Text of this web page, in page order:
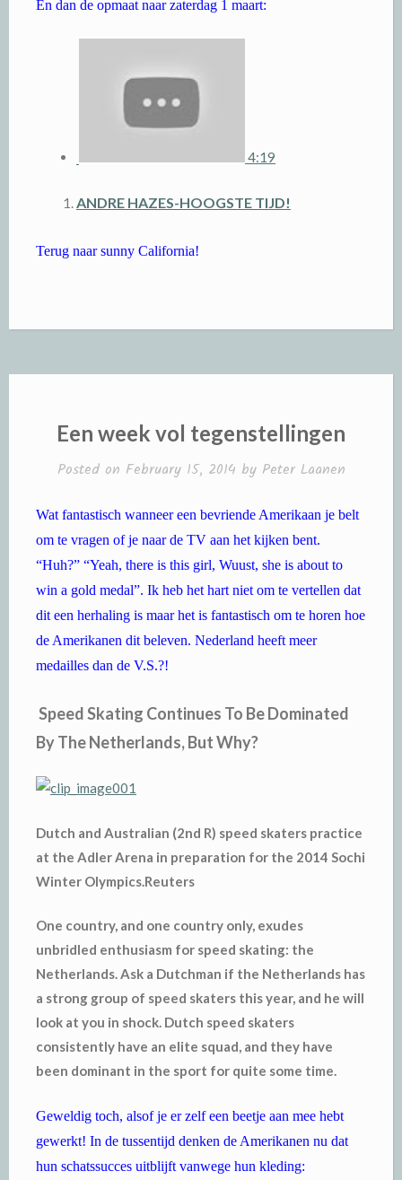
En dan de opmaat naar zaterdag 1 maart:
4:19
ANDRE HAZES-HOOGSTE TIJD!
Terug naar sunny California!
Een week vol tegenstellingen
Posted on February 15, 2014 by Peter Laanen
Wat fantastisch wanneer een bevriende Amerikaan je belt
om te vragen of je naar de TV aan het kijken bent.
“Huh?” “Yeah, there is this girl, Wuust, she is about to
win a gold medal”. Ik heb het hart niet om te vertellen dat
dit een herhaling is maar het is fantastisch om te horen hoe
de Amerikanen dit beleven. Nederland heeft meer
medailles dan de V.S.?!
Speed Skating Continues To Be Dominated
By The Netherlands, But Why?
Dutch and Australian (2nd R) speed skaters practice
at the Adler Arena in preparation for the 2014 Sochi
Winter Olympics.Reuters
One country, and one country only, exudes
unbridled enthusiasm for speed skating: the
Netherlands. Ask a Dutchman if the Netherlands has
a strong group of speed skaters this year, and he will
look at you in shock. Dutch speed skaters
consistently have an elite squad, and they have
been dominant in the sport for quite some time.
Geweldig toch, alsof je er zelf een beetje aan mee hebt
gewerkt! In de tussentijd denken de Amerikanen nu dat
hun schatssucces uitblijft vanwege hun kleding: